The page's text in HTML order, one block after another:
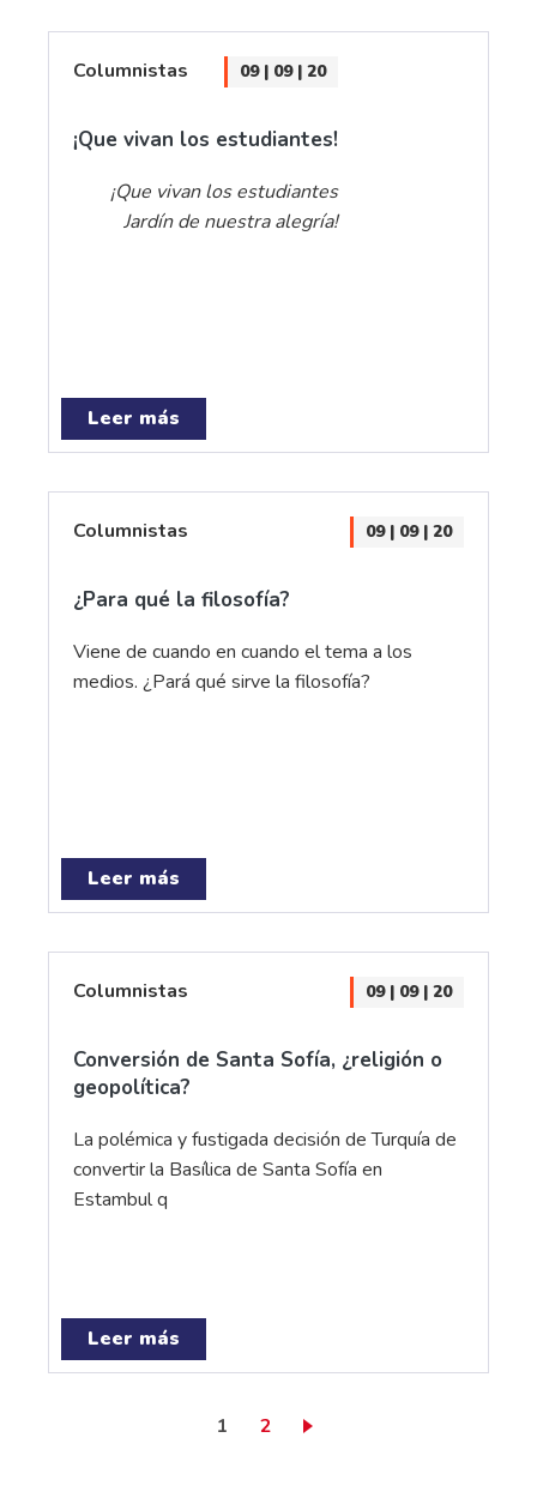
Columnistas 09 | 09 | 20
¡Que vivan los estudiantes!
¡Que vivan los estudiantes
Jardín de nuestra alegría!
Leer más
Columnistas 09 | 09 | 20
¿Para qué la filosofía?
Viene de cuando en cuando el tema a los
medios. ¿Pará qué sirve la filosofía?
Leer más
Columnistas 09 | 09 | 20
Conversión de Santa Sofía, ¿religión o
geopolítica?
La polémica y fustigada decisión de Turquía de
convertir la Basílica de Santa Sofía en
Estambul q
Leer más
Página actual
1 Page
2